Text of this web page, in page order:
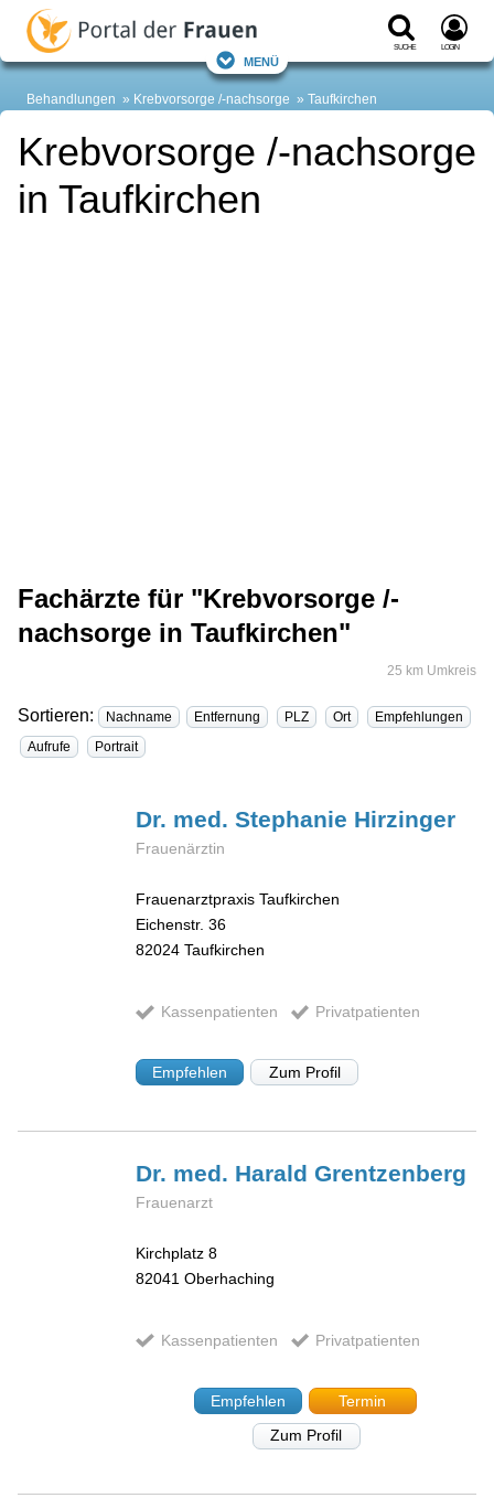
Suche Login
Menü
Behandlungen Krebvorsorge /-nachsorge Taufkirchen
Krebvorsorge /-nachsorge
in Taufkirchen
Fachärzte für "Krebvorsorge /-
nachsorge in Taufkirchen"
25 km Umkreis
Sortieren: Nachname Entfernung PLZ Ort
Empfehlungen
Aufrufe
Portrait
Dr. med. Stephanie Hirzinger
Frauenärztin
Frauenarztpraxis Taufkirchen
Eichenstr. 36
82024 Taufkirchen
Kassenpatienten Privatpatienten
Empfehlen Zum Profil
Dr. med. HaraldGrentzenberg
Frauenarzt
Kirchplatz 8
82041 Oberhaching
Kassenpatienten Privatpatienten
Empfehlen
Termin
Zum Profil